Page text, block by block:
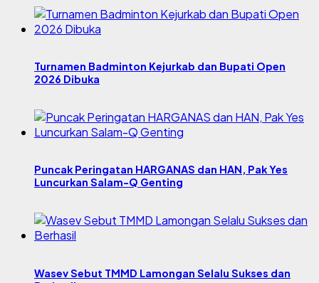
Turnamen Badminton Kejurkab dan Bupati Open
2026 Dibuka
Puncak Peringatan HARGANAS dan HAN, Pak Yes
Luncurkan Salam-Q Genting
Wasev Sebut TMMD Lamongan Selalu Sukses dan